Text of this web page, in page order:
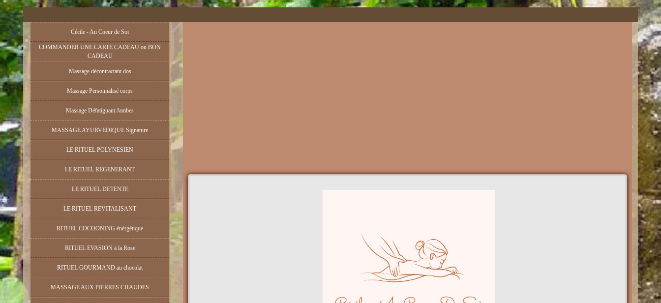
Cécile - Au Coeur de Soi
COMMANDER UNE CARTE CADEAU ou BON
CADEAU
Massage décontractant dos
Massage Personnalisé corps
Massage Défatiguant Jambes
MASSAGE AYURVEDIQUE Signature
LE RITUEL POLYNESIEN
LE RITUEL REGENERANT
LE RITUEL DETENTE
LE RITUEL REVITALISANT
RITUEL COCOONING énérgétique
RITUEL EVASION à la Rose
RITUEL GOURMAND au chocolat
MASSAGE AUX PIERRES CHAUDES